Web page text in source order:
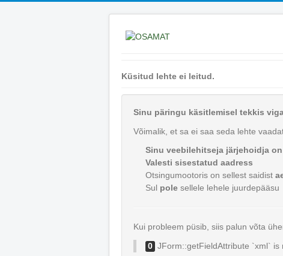
Küsitud lehte ei leitud.
Sinu päringu käsitlemisel tekkis
Võimalik, et sa ei saa seda lehte
Sinu veebilehitseja järjehoidja
Valesti sisestatud aadress
Otsingumootoris on sellest saidist
Sul pole sellele lehele juurdepääsu
Kui probleem püsib, siis palun võta
0 JForm::getFieldAttribute `xml`